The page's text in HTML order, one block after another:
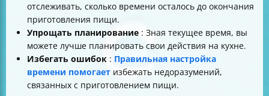
отслеживать, сколько времени осталось до окончания
приготовления пищи.
Упрощать планирование : Зная текущее время, вы
можете лучше планировать свои действия на кухне.
Избегать ошибок : Правильная настройка
времени помогает избежать недоразумений,
связанных с приготовлением пищи.